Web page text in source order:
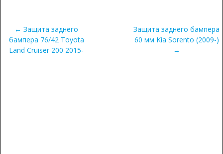
← Защита заднего
бампера 76/42 Toyota
Land Cruiser 200 2015-
Защита заднего бампера
60 мм Kia Sorento (2009-)
→